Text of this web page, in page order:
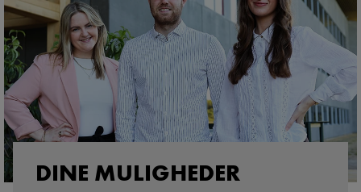
DINE MULIGHEDER